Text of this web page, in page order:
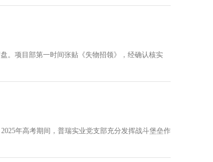
。项目部第一时间张贴《失物招领》，经确认核实
年高考期间，普瑞实业党支部充分发挥战斗堡垒作